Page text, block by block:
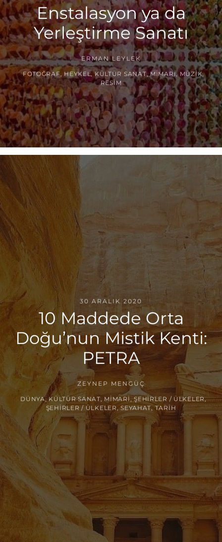
Enstalasyon ya da
Yerleştirme Sanatı
ERMAN LEYLEK
FOTOĞRAF, HEYKEL,KÜLTÜR SANAT, MIMARI , MÜZIK,
RESIM
30 ARALIK 2020
10 Maddede Orta
Doğu’nun Mistik Kenti:
PETRA
ZEYNEP MENGÜÇ
DÜNYA,KÜLTÜR SANAT, MIMARI,ŞEHIRLER / ÜLKELER,
ŞEHIRLER / ÜLKELER ,SEYAHAT,TARIH